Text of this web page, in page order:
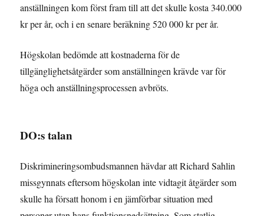
anställningen kom först fram till att det skulle kosta 340.000
kr per år, och i en senare beräkning 520 000 kr per år.
Högskolan bedömde att kostnaderna för de
tillgänglighetsåtgärder som anställningen krävde var för
höga och anställningsprocessen avbröts.
DO:s talan
Diskrimineringsombudsmannen hävdar att Richard Sahlin
missgynnats eftersom högskolan inte vidtagit åtgärder som
skulle ha försatt honom i en jämförbar situation med